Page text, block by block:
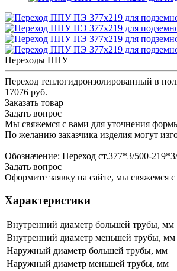
Переходы ППУ
Переход теплогидроизолированный в
17076 руб.
Заказать товар
Задать вопрос
Мы свяжемся с вами для уточнения
По желанию заказчика изделия могут
Обозначение: Переход ст.377*3/500-
Задать вопрос
Оформите заявку на сайте, мы свяжемся
Характеристики
Внутренний диаметр большей трубы, мм
Внутренний диаметр меньшей трубы, мм
Наружный диаметр большей трубы, мм
Наружный диаметр меньшей трубы, мм